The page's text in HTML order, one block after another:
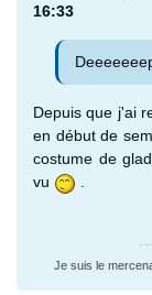
16:33
Depuis que j'ai
en début de
costume de
vu
.
Je suis le